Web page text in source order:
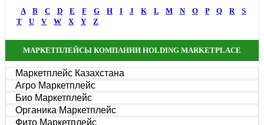
A B C D E F G H I J K L M N O P Q R
S
T
U V W X Y Z
МАРКЕТПЛЕЙСЫ КОМПАНИИ HOLDING MARKETPLACE
Маркетплейс Казахстана
Агро Маркетплейс
Био Маркетплейс
Органика Маркетплейс
Фито Маркетплейс